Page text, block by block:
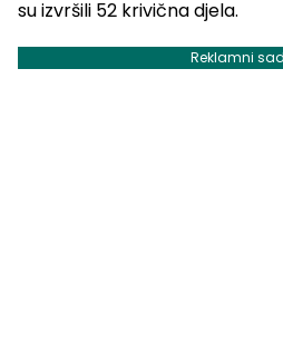
su izvršili 52 krivična djela.
Reklamni